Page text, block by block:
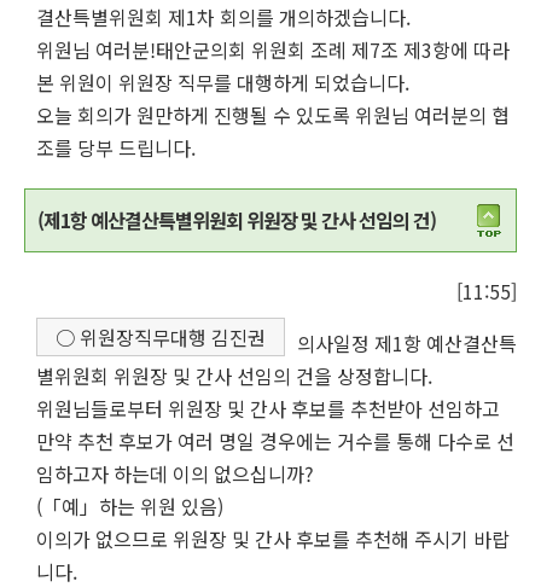
결산특별위원회 제1차 회의를 개의하겠습니다.
위원님 여러분!태안군의회 위원회 조례 제7조 제3항에 따라
본 위원이 위원장 직무를 대행하게 되었습니다.
오늘 회의가 원만하게 진행될 수 있도록 위원님 여러분의 협
조를 당부 드립니다.
(제1항 예산결산특별위원회 위원장 및 간사 선임의 건)
[11:55]
○ 위원장직무대행 김진권
의사일정 제1항 예산결산특
별위원회 위원장 및 간사 선임의 건을 상정합니다.
위원님들로부터 위원장 및 간사 후보를 추천받아 선임하고
만약 추천 후보가 여러 명일 경우에는 거수를 통해 다수로 선
임하고자 하는데 이의 없으십니까?
(「예」하는 위원 있음)
이의가 없으므로 위원장 및 간사 후보를 추천해 주시기 바랍
니다.